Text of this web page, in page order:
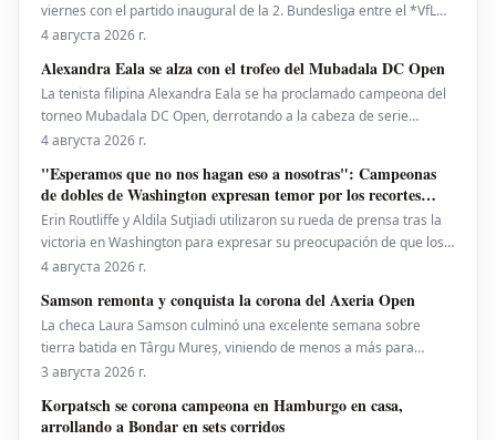
viernes con el partido inaugural de la 2. Bundesliga entre el *VfL
Bochum* y el *Hertha BSC*. El encuentro será dirigido por
y **Martin Speckner**. **Tom Bauer** eje
4 августа 2026 г.
Alexandra Eala se alza con el trofeo del Mubadala DC Open
La tenista filipina Alexandra Eala se ha proclamado campeona del
torneo Mubadala DC Open, derrotando a la cabeza de serie
número uno, la estadounidense Jessica Pegula, con un marcador
puesto 28 del ranking mundial, demostró su
4 августа 2026 г.
"Esperamos que no nos hagan eso a nosotras": Campeonas
de dobles de Washington expresan temor por los recortes
propuestos por la ATP que se extienden a la WTA
Erin Routliffe y Aldila Sutjiadi utilizaron su rueda de prensa tras la
victoria en Washington para expresar su preocupación de que los
recortes propuestos por la ATP en dobles puedan llegar
iniciativa separada de la ATP para colocar
4 августа 2026 г.
Samson remonta y conquista la corona del Axeria Open
La checa Laura Samson culminó una excelente semana sobre
tierra batida en Târgu Mureș, viniendo de menos a más para
derrotar a la máxima favorita, la española Kaitlin Quevedo, por 2-6,
Intaro Sport. El evento WTA 125 en Rumanía viv
3 августа 2026 г.
Korpatsch se corona campeona en Hamburgo en casa,
arrollando a Bondar en sets corridos